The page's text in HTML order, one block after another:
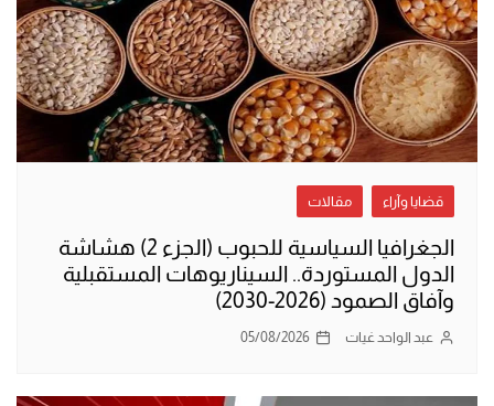
قضايا وآراء مقالات
الجغرافيا السياسية للحبوب (الجزء 2) هشاشة
الدول المستوردة.. السيناريوهات المستقبلية
وآفاق الصمود (2026-2030)
عبد الواحد غيات 05/08/2026